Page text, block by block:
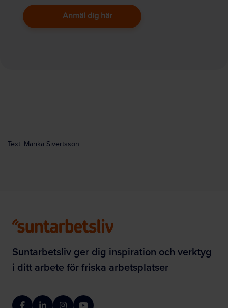
Anmäl dig här
Text: Marika Sivertsson
Suntarbetsliv ger dig inspiration och verktyg
i ditt arbete för friska arbetsplatser